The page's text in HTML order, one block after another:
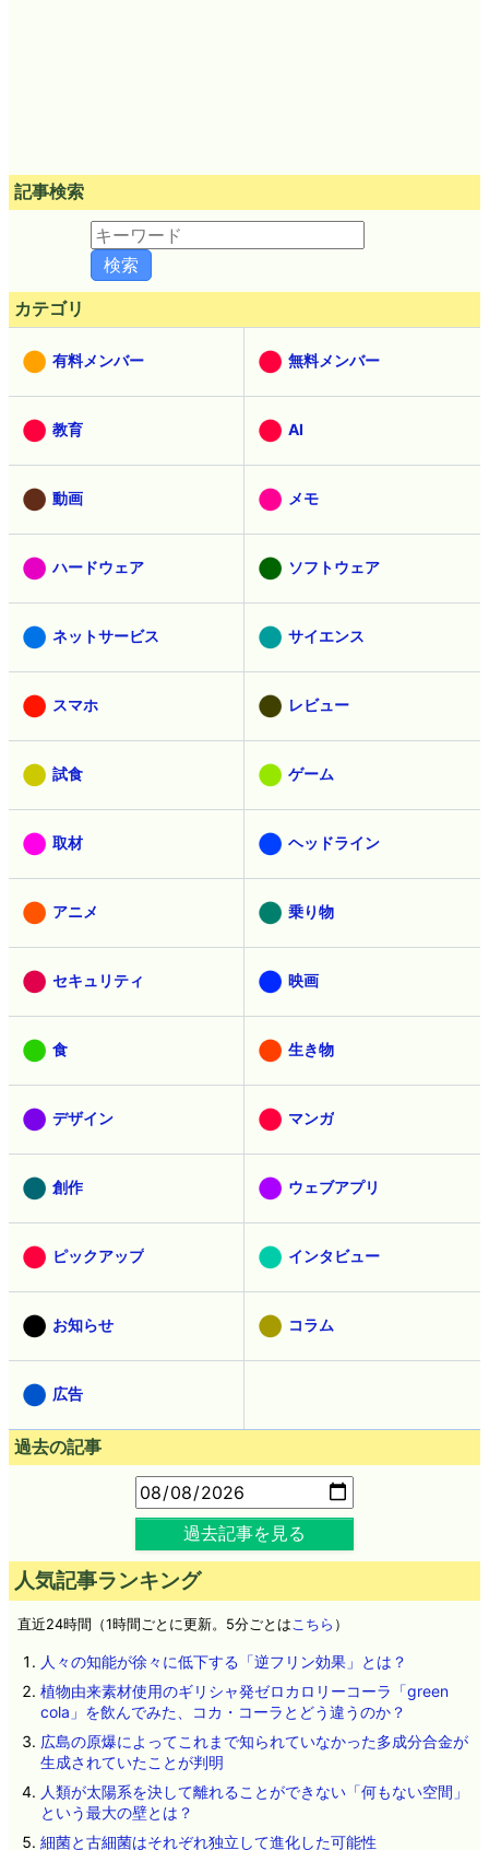
記事検索
カテゴリ
有料メンバー 無料メンバー
教育 AI
動画 メモ
ハードウェア ソフトウェア
ネットサービス サイエンス
スマホ レビュー
試食 ゲーム
取材 ヘッドライン
アニメ 乗り物
セキュリティ 映画
食 生き物
デザイン マンガ
創作 ウェブアプリ
ピックアップ インタビュー
お知らせ コラム
広告
過去の記事
過去記事を見る
人気記事ランキング
直近24時間（1時間ごとに更新。5分ごとは こちら ）
人々の知能が徐々に低下する「逆フリン効果」とは？
植物由来素材使用のギリシャ発ゼロカロリーコーラ「green
cola」を飲んでみた、コカ・コーラとどう違うのか？
広島の原爆によってこれまで知られていなかった多成分合金が
生成されていたことが判明
人類が太陽系を決して離れることができない「何もない空間」
という最大の壁とは？
細菌と古細菌はそれぞれ独立して進化した可能性